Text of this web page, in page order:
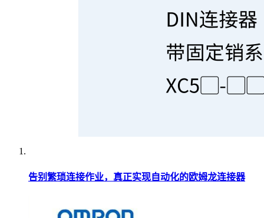
告别繁琐连接作业，真正实现自动化的欧姆龙连接器